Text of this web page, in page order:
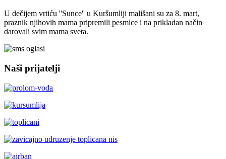
U dečijem vrtiću ''Sunce'' u Kuršumliji mališani su za 8. mart,
praznik njihovih mama pripremili pesmice i na prikladan način
darovali svim mama sveta.
Naši prijatelji